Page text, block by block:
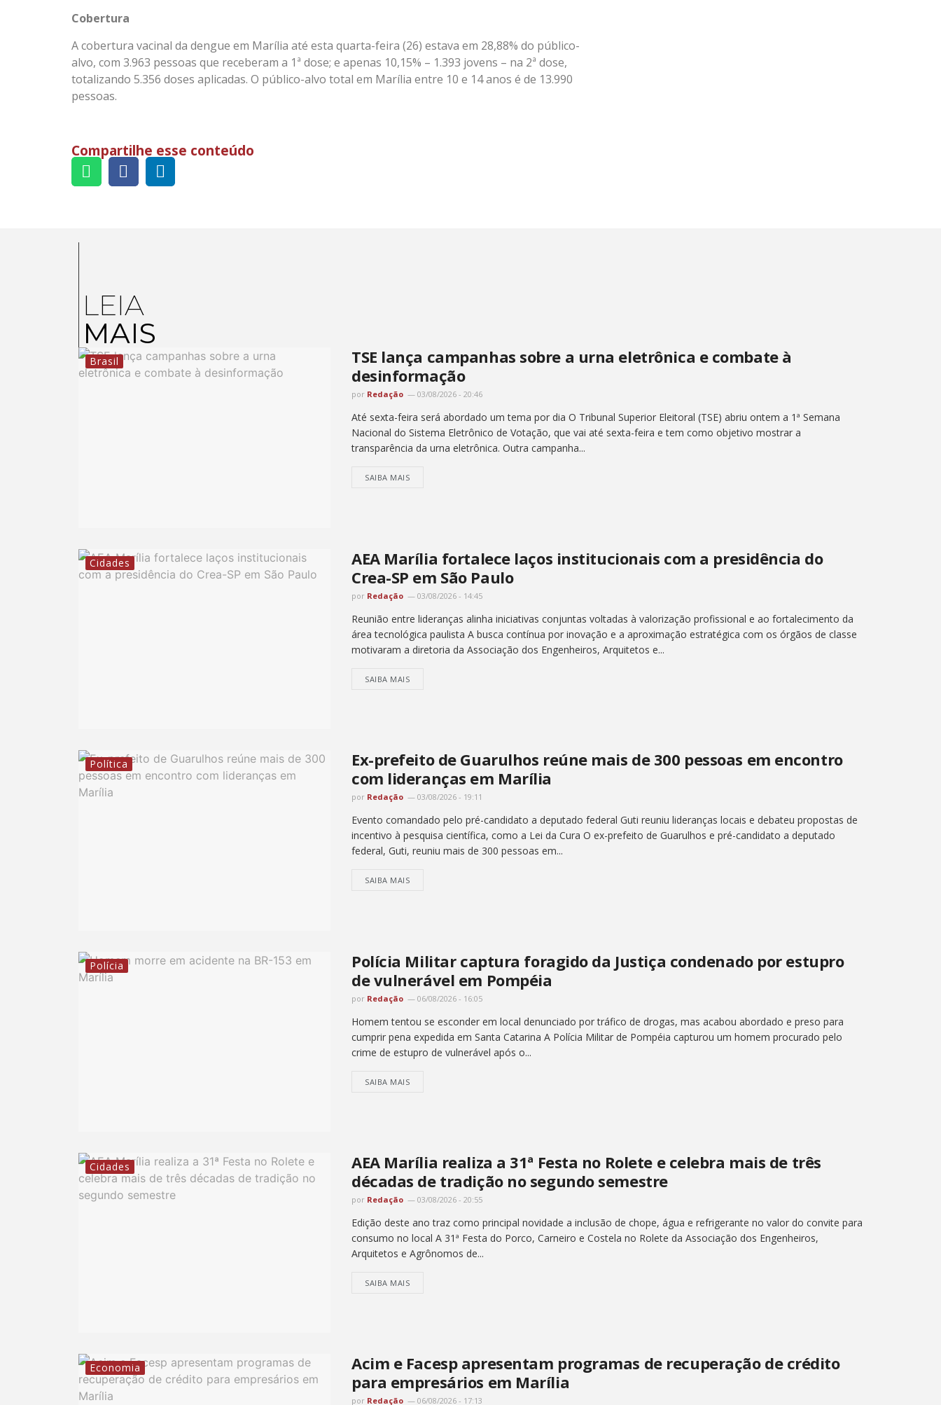
Cobertura
A cobertura vacinal da dengue em Marília até esta quarta-feira (26) estava em 28,88% do público-
alvo, com 3.963 pessoas que receberam a 1ª dose; e apenas 10,15% – 1.393 jovens – na 2ª dose,
totalizando 5.356 doses aplicadas. O público-alvo total em Marília entre 10 e 14 anos é de 13.990
pessoas.
Compartilhe esse conteúdo
LEIA
MAIS
Brasil
TSE lança campanhas sobre a urna eletrônica e combate à
desinformação
por Redação 03/08/2026 - 20:46
Até sexta-feira será abordado um tema por dia O Tribunal Superior Eleitoral (TSE) abriu ontem a 1ª Semana
Nacional do Sistema Eletrônico de Votação, que vai até sexta-feira e tem como objetivo mostrar a
transparência da urna eletrônica. Outra campanha...
SAIBA MAIS
Cidades
AEA Marília fortalece laços institucionais com a presidência do
Crea-SP em São Paulo
por Redação 03/08/2026 - 14:45
Reunião entre lideranças alinha iniciativas conjuntas voltadas à valorização profissional e ao fortalecimento da
área tecnológica paulista A busca contínua por inovação e a aproximação estratégica com os órgãos de classe
motivaram a diretoria da Associação dos Engenheiros, Arquitetos e...
SAIBA MAIS
Política
Ex-prefeito de Guarulhos reúne mais de 300 pessoas em encontro
com lideranças em Marília
por Redação 03/08/2026 - 19:11
Evento comandado pelo pré-candidato a deputado federal Guti reuniu lideranças locais e debateu propostas de
incentivo à pesquisa científica, como a Lei da Cura O ex-prefeito de Guarulhos e pré-candidato a deputado
federal, Guti, reuniu mais de 300 pessoas em...
SAIBA MAIS
Polícia
Polícia Militar captura foragido da Justiça condenado por estupro
de vulnerável em Pompéia
por Redação 06/08/2026 - 16:05
Homem tentou se esconder em local denunciado por tráfico de drogas, mas acabou abordado e preso para
cumprir pena expedida em Santa Catarina A Polícia Militar de Pompéia capturou um homem procurado pelo
crime de estupro de vulnerável após o...
SAIBA MAIS
Cidades
AEA Marília realiza a 31ª Festa no Rolete e celebra mais de três
décadas de tradição no segundo semestre
por Redação 03/08/2026 - 20:55
Edição deste ano traz como principal novidade a inclusão de chope, água e refrigerante no valor do convite para
consumo no local A 31ª Festa do Porco, Carneiro e Costela no Rolete da Associação dos Engenheiros,
Arquitetos e Agrônomos de...
SAIBA MAIS
Economia
Acim e Facesp apresentam programas de recuperação de crédito
para empresários em Marília
por Redação 06/08/2026 - 17:13